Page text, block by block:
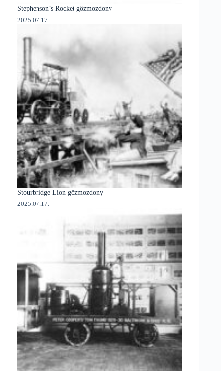
Stephenson’s Rocket gőzmozdony
2025.07.17.
Stourbridge Lion gőzmozdony
2025.07.17.